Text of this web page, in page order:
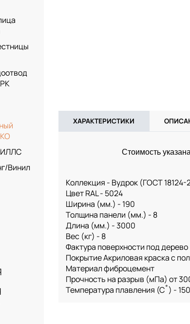
Винил
ХАРАКТЕРИСТИКИ
Стоимость
Коллекция - Вудрок (ГОСТ 18124-
Цвет RAL - 5024
Ширина (мм.) - 190
Толщина панели (мм.) - 8
Длина (мм.) - 3000
Вес (кг) - 8
Фактура поверхности под дерево
Покрытие Акриловая краска с
Материал фиброцемент
Прочность на разрыв (мПа) от
Температура плавления (С˚) -